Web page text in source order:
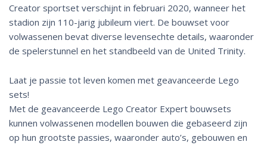
Creator sportset verschijnt in februari 2020, wanneer het
stadion zijn 110-jarig jubileum viert. De bouwset voor
volwassenen bevat diverse levensechte details, waaronder
de spelerstunnel en het standbeeld van de United Trinity.
Laat je passie tot leven komen met geavanceerde Lego
sets!
Met de geavanceerde Lego Creator Expert bouwsets
kunnen volwassenen modellen bouwen die gebaseerd zijn
op hun grootste passies, waaronder auto’s, gebouwen en